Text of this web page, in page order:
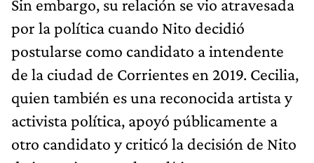
Sin embargo, su relación se vio atravesada
por la política cuando Nito decidió
postularse como candidato a intendente
de la ciudad de Corrientes en 2019. Cecilia,
quien también es una reconocida artista y
activista política, apoyó públicamente a
otro candidato y criticó la decisión de Nito